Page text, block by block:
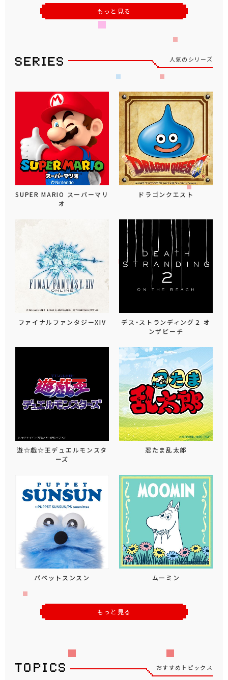
もっと見る
人気のシリーズ
SUPER MARIO スーパーマリ
オ
ドラゴンクエスト
ファイナルファンタジーXIV
デス・ストランディング２ オ
ンザビーチ
遊☆戯☆王デュエルモンスタ
ーズ
忍たま乱太郎
パペットスンスン ムーミン
もっと見る
おすすめトピックス